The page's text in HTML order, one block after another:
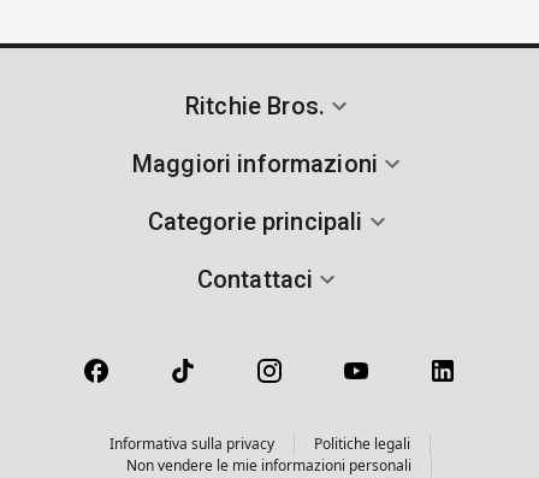
Ritchie Bros.
Maggiori informazioni
Categorie principali
Contattaci
Informativa sulla privacy
Politiche legali
Non vendere le mie informazioni personali